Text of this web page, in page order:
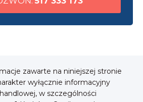
zawarte na niniejszej stronie
wyłącznie informacyjny
w szczególności